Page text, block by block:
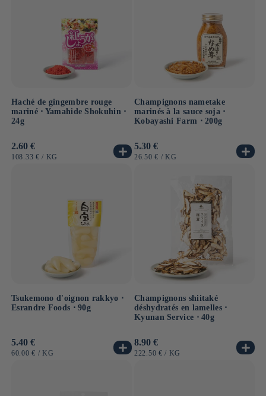
Haché de gingembre rouge
mariné ⋅ Yamahide Shokuhin ⋅
24g
Prix
habituel
2.60 €
PRIX
108.33 € / PAR
KG
Champignons nametake
marinés à la sauce soja ⋅
Kobayashi Farm ⋅ 200g
Prix
habituel
5.30 €
PRIX
26.50 € / PAR
KG
Tsukemono d'oignon rakkyo ⋅
Esrandre Foods ⋅ 90g
Prix
habituel
5.40 €
PRIX
60.00 € / PAR
KG
Champignons shiitaké
déshydratés en lamelles ⋅
Kyunan Service ⋅ 40g
Prix
habituel
8.90 €
PRIX
222.50 € / PAR
KG